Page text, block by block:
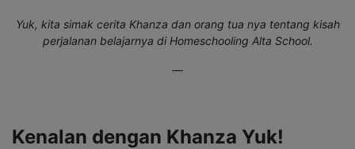
Yuk, kita simak cerita Khanza dan orang tua nya tentang kisah
perjalanan belajarnya di Homeschooling Alta School.
—
Kenalan dengan Khanza Yuk!